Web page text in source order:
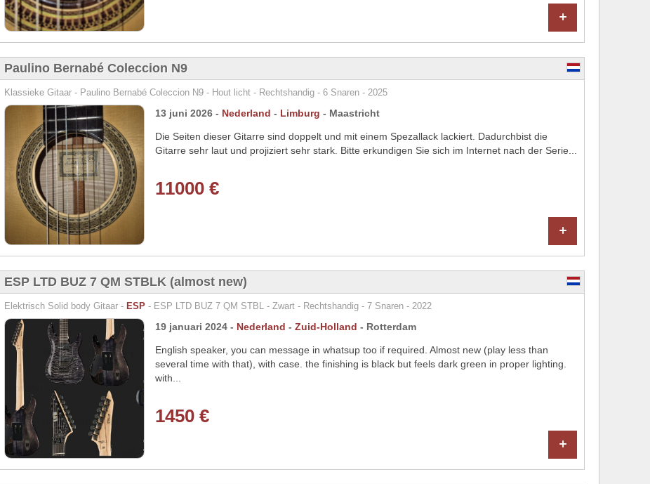
+
Paulino Bernabé Coleccion N9
Klassieke Gitaar - Paulino Bernabé Coleccion N9 - Hout licht - Rechtshandig - 6 Snaren - 2025
13 juni 2026 - Nederland - Limburg - Maastricht
Die Seiten dieser Gitarre sind doppelt und mit einem Spezallack lackiert. Dadurchbist die
Gitarre sehr laut und projiziert sehr stark. Bitte erkundigen Sie sich im Internet nach der Serie...
11000 €
+
ESP LTD BUZ 7 QM STBLK (almost new)
Elektrisch Solid body Gitaar - ESP - ESP LTD BUZ 7 QM STBL - Zwart - Rechtshandig - 7 Snaren - 2022
19 januari 2024 - Nederland - Zuid-Holland - Rotterdam
English speaker, you can message in whatsup too if required. Almost new (play less than
several time with that), with case. the finishing is black but feels dark green in proper lighting.
with...
1450 €
+